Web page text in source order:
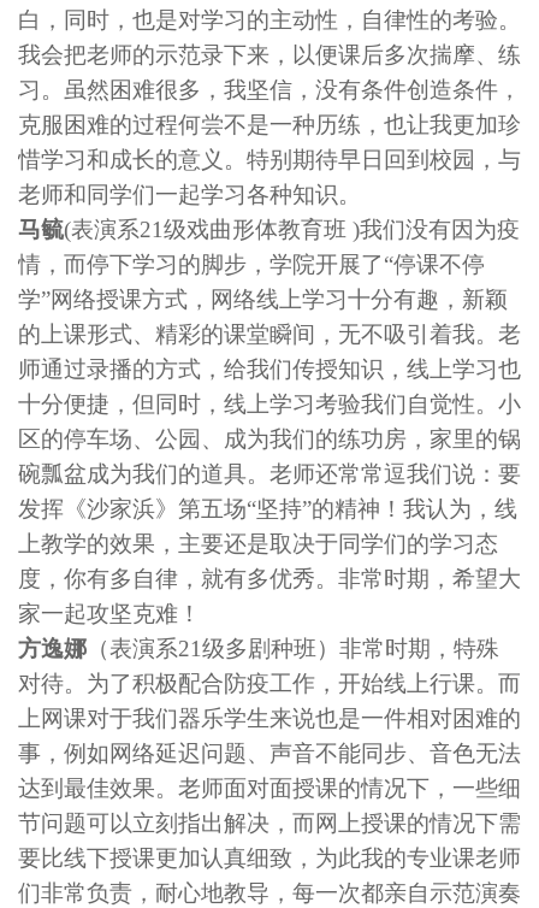
白，同时，也是对学习的主动性，自律性的考验。
我会把老师的示范录下来，以便课后多次揣摩、练
习。虽然困难很多，我坚信，没有条件创造条件，
克服困难的过程何尝不是一种历练，也让我更加珍
惜学习和成长的意义。特别期待早日回到校园，与
老师和同学们一起学习各种知识。
马毓(表演系21级戏曲形体教育班 )我们没有因为疫
情，而停下学习的脚步，学院开展了“停课不停
学”网络授课方式，网络线上学习十分有趣，新颖
的上课形式、精彩的课堂瞬间，无不吸引着我。老
师通过录播的方式，给我们传授知识，线上学习也
十分便捷，但同时，线上学习考验我们自觉性。小
区的停车场、公园、成为我们的练功房，家里的锅
碗瓢盆成为我们的道具。老师还常常逗我们说：要
发挥《沙家浜》第五场“坚持”的精神！我认为，线
上教学的效果，主要还是取决于同学们的学习态
度，你有多自律，就有多优秀。非常时期，希望大
家一起攻坚克难！
方逸娜 （表演系21级多剧种班）非常时期，特殊
对待。为了积极配合防疫工作，开始线上行课。而
上网课对于我们器乐学生来说也是一件相对困难的
事，例如网络延迟问题、声音不能同步、音色无法
达到最佳效果。老师面对面授课的情况下，一些细
节问题可以立刻指出解决，而网上授课的情况下需
要比线下授课更加认真细致，为此我的专业课老师
们非常负责，耐心地教导，每一次都亲自示范演奏